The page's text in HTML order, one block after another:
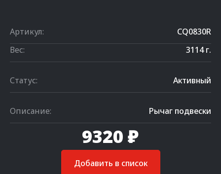
Артикул:
CQ0830R
Вес:
3114 г.
Статус: Активный
Описание: Рычаг подвески
9320 ₽
Добавить в список